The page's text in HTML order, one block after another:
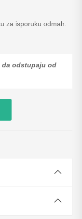
za isporuku odmah.
odstupaju od